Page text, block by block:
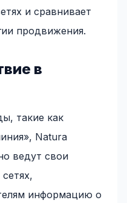
и сравнивает
продвижения.
в
такие как
Natura
ведут свои
информацию о